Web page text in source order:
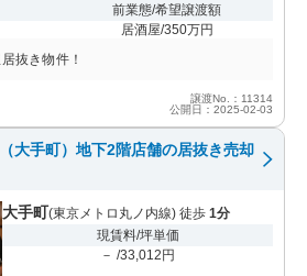
前業態/希望譲渡額
居酒屋/350万円
抜き物件！
譲渡No.：11314
公開日：2025-02-03
大手町）地下2階店舗の居抜き売却
大手町(東京メトロ丸ノ内線) 徒歩 1分
現賃料/坪単価
－ /33,012円